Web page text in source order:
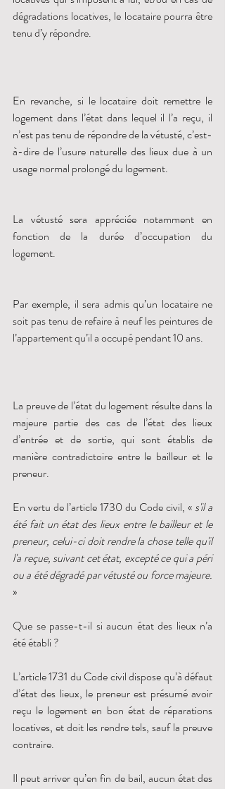
dégradations locatives, le locataire pourra être
tenu d’y répondre.
En revanche, si le locataire doit remettre le
logement dans l’état dans lequel il l’a reçu, il
n’est pas tenu de répondre de la vétusté, c’est-
à-dire de l’usure naturelle des lieux due à un
usage normal prolongé du logement.
La vétusté sera appréciée notamment en
fonction de la durée d’occupation du
logement.
Par exemple, il sera admis qu’un locataire ne
soit pas tenu de refaire à neuf les peintures de
l’appartement qu’il a occupé pendant 10 ans.
La preuve de l’état du logement résulte dans la
majeure partie des cas de l’état des lieux
d’entrée et de sortie, qui sont établis de
manière contradictoire entre le bailleur et le
preneur.
En vertu de l’article 1730 du Code civil, « s'il a
été fait un état des lieux entre le bailleur et le
preneur, celui-ci doit rendre la chose telle qu'il
l'a reçue, suivant cet état, excepté ce qui a péri
ou a été dégradé par vétusté ou force majeure.
»
Que se passe-t-il si aucun état des lieux n’a
été établi ?
L’article 1731 du Code civil dispose qu’à défaut
d’état des lieux, le preneur est présumé avoir
reçu le logement en bon état de réparations
locatives, et doit les rendre tels, sauf la preuve
contraire.
Il peut arriver qu’en fin de bail, aucun état des